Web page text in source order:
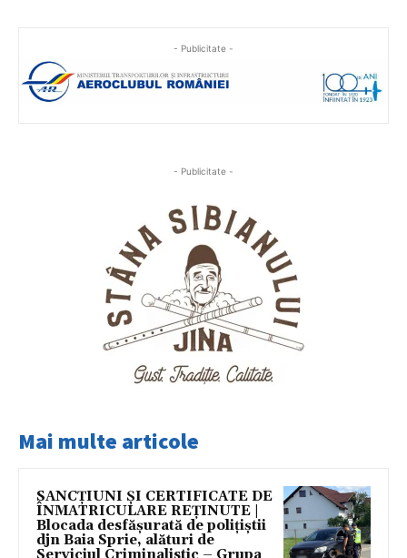
- Publicitate -
- Publicitate -
Mai multe articole
SANCȚIUNI ȘI CERTIFICATE DE
ÎNMATRICULARE REȚINUTE |
Blocada desfășurată de polițiștii
djn Baia Sprie, alături de